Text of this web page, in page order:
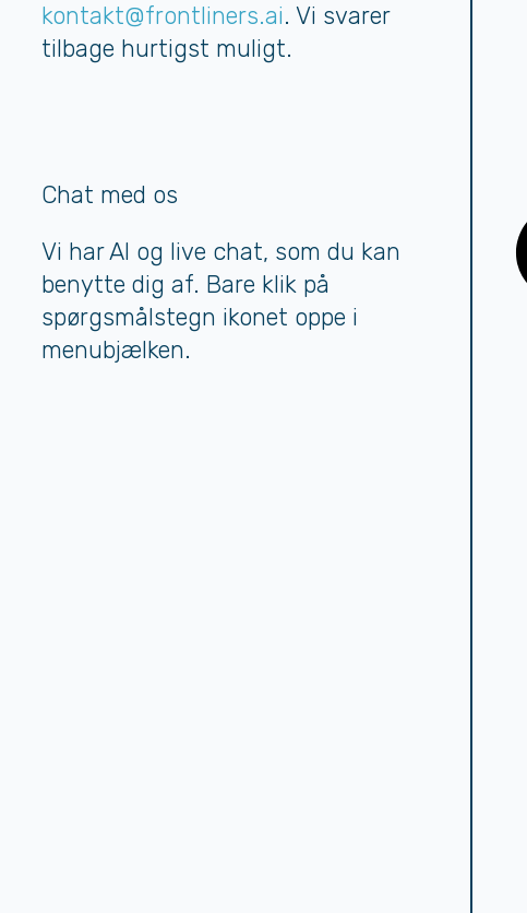
kontakt@frontliners.ai. Vi svarer
tilbage hurtigst muligt.
Chat med os
Vi har AI og live chat, som du kan
benytte dig af. Bare klik på
spørgsmålstegn ikonet oppe i
menubjælken.